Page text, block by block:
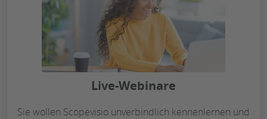
Live-Webinare
Sie wollen Scopevisio unverbindlich kennenlernen und